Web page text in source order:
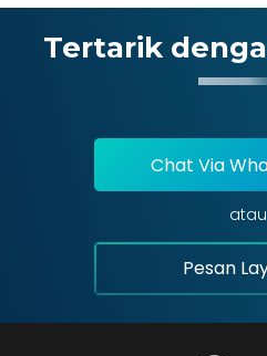
Tertarik
Chat Via
atau
Pesan